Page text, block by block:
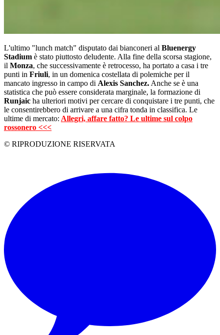
L'ultimo "lunch match" disputato dai bianconeri al Bluenergy
Stadium è stato piuttosto deludente. Alla fine della scorsa stagione,
il Monza, che successivamente è retrocesso, ha portato a casa i tre
punti in Friuli, in un domenica costellata di polemiche per il
mancato ingresso in campo di Alexis Sanchez. Anche se è una
statistica che può essere considerata marginale, la formazione di
Runjaic ha ulteriori motivi per cercare di conquistare i tre punti, che
le consentirebbero di arrivare a una cifra tonda in classifica. Le
ultime di mercato: Allegri, affare fatto? Le ultime sul colpo
rossonero <<<
© RIPRODUZIONE RISERVATA